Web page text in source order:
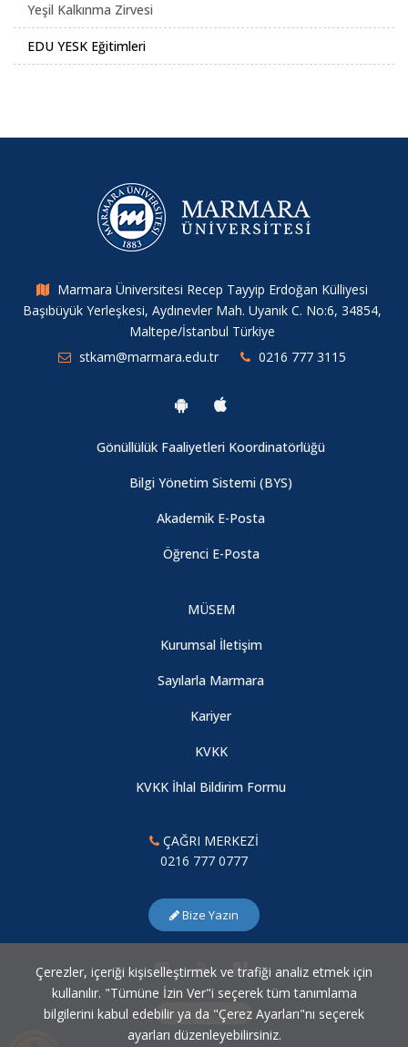
Yeşil Kalkınma Zirvesi
EDU YESK Eğitimleri
Marmara Üniversitesi Recep Tayyip Erdoğan Külliyesi
Başıbüyük Yerleşkesi, Aydınevler Mah. Uyanık C. No:6, 34854,
Maltepe/İstanbul Türkiye
stkam@marmara.edu.tr
0216 777 3115
Gönüllülük Faaliyetleri Koordinatörlüğü
Bilgi Yönetim Sistemi (BYS)
Akademik E-Posta
Öğrenci E-Posta
MÜSEM
Kurumsal İletişim
Sayılarla Marmara
Kariyer
KVKK
KVKK İhlal Bildirim Formu
ÇAĞRI MERKEZİ
0216 777 0777
Bize Yazın
Çerez Ayarları
Çerezler, içeriği kişiselleştirmek ve trafiği analiz etmek için
kullanılır. "Tümüne İzin Ver"i seçerek tüm tanımlama
bilgilerini kabul edebilir ya da "Çerez Ayarları"nı seçerek
ayarları düzenleyebilirsiniz.